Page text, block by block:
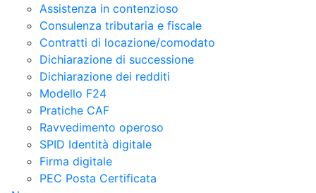
Assistenza in contenzioso
Consulenza tributaria e fiscale
Contratti di locazione/comodato
Dichiarazione di successione
Dichiarazione dei redditi
Modello F24
Pratiche CAF
Ravvedimento operoso
SPID Identità digitale
Firma digitale
PEC Posta Certificata